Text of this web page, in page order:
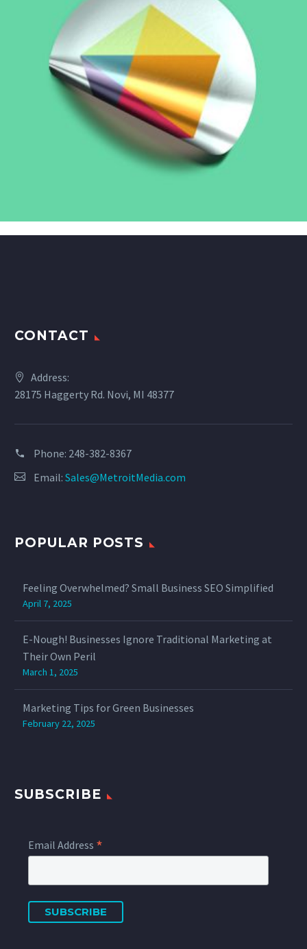
CONTACT
Address:
28175 Haggerty Rd. Novi, MI 48377
Phone: ‪248-382-8367‬
Email: Sales@MetroitMedia.com
POPULAR POSTS
Feeling Overwhelmed? Small Business SEO Simplified
April 7, 2025
E-Nough! Businesses Ignore Traditional Marketing at
Their Own Peril
March 1, 2025
Marketing Tips for Green Businesses
February 22, 2025
SUBSCRIBE
Email Address *